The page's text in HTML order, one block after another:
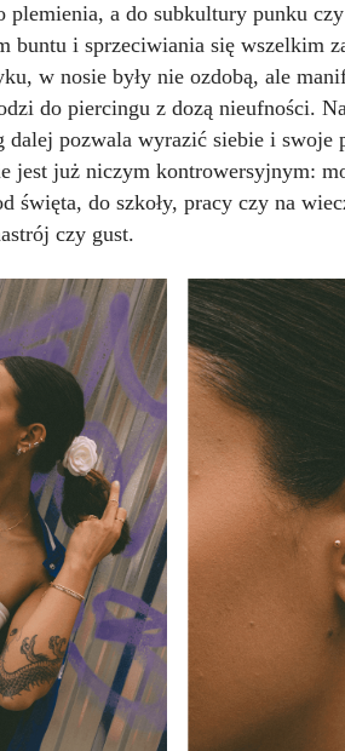
plemienia, a do subkultury punku
buntu i sprzeciwiania się wszelkim
w nosie były nie ozdobą, ale
do piercingu z dozą nieufności.
dalej pozwala wyrazić siebie i swoje
jest już niczym kontrowersyjnym:
święta, do szkoły, pracy czy na
czy gust.